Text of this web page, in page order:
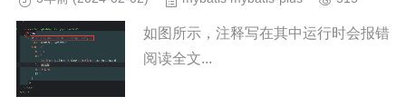
如图所示，注释写在其中运行时会报错
阅读全文...